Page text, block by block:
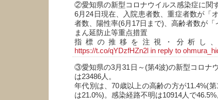
②愛知県の新型コロナウイルス感染症に関
6月24日現在、入院患者数、重症者数が「
者数、陽性率(6月17日まで)、高齢者数が「
まん延防止等重点措置
指標の推移を注視・分析し
https://t.co/qYDzfHZn2l in reply to
③愛知県の3月31日～(第4波)の新型コロナ
は23486人。
年代別は、70歳以上の高齢の方が11.4%(
は21.0%)。感染経路不明は10914人で46.5%